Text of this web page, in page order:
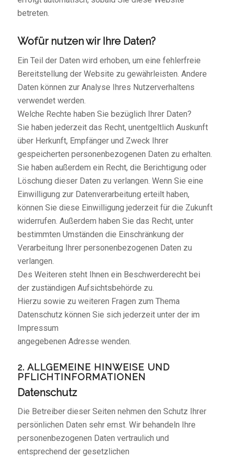
betreten.
Wofür nutzen wir Ihre Daten?
Ein Teil der Daten wird erhoben, um eine fehlerfreie
Bereitstellung der Website zu gewährleisten. Andere
Daten können zur Analyse Ihres Nutzerverhaltens
verwendet werden.
Welche Rechte haben Sie bezüglich Ihrer Daten?
Sie haben jederzeit das Recht, unentgeltlich Auskunft
über Herkunft, Empfänger und Zweck Ihrer
gespeicherten personenbezogenen Daten zu erhalten.
Sie haben außerdem ein Recht, die Berichtigung oder
Löschung dieser Daten zu verlangen. Wenn Sie eine
Einwilligung zur Datenverarbeitung erteilt haben,
können Sie diese Einwilligung jederzeit für die Zukunft
widerrufen. Außerdem haben Sie das Recht, unter
bestimmten Umständen die Einschränkung der
Verarbeitung Ihrer personenbezogenen Daten zu
verlangen.
Des Weiteren steht Ihnen ein Beschwerderecht bei
der zuständigen Aufsichtsbehörde zu.
Hierzu sowie zu weiteren Fragen zum Thema
Datenschutz können Sie sich jederzeit unter der im
Impressum
angegebenen Adresse wenden.
2. ALLGEMEINE HINWEISE UND
PFLICHTINFORMATIONEN
Datenschutz
Die Betreiber dieser Seiten nehmen den Schutz Ihrer
persönlichen Daten sehr ernst. Wir behandeln Ihre
personenbezogenen Daten vertraulich und
entsprechend der gesetzlichen